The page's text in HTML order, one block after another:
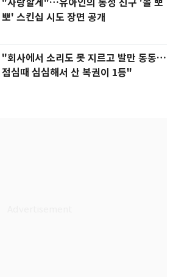
뽀' 스킨십 시도 장면 공개
"회사에서 소리도 못 지르고 발만 동동…
점심때 심심해서 산 복권이 1등"